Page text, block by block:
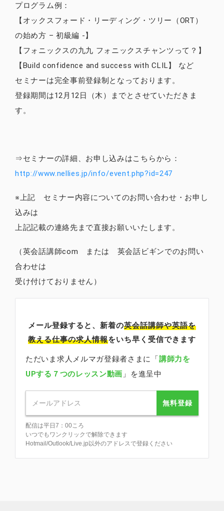
プログラム例：
【オックスフォード・リーディング・ツリー（ORT）
の始め方 – 初級編 -】
【フォニックスの九九 フォニックスチャンツって？】
【Build confidence and success with CLIL】 など
セミナーは完全事前登録制となっております。
登録期間は12月12日（木）までとさせていただきま
す。
⇒セミナーの詳細、お申し込みはこちらから：
http://www.nellies.jp/info/event.php?id=247
※上記 セミナー内容についてのお問い合わせ・お申し
込みは
上記記載の連絡先まで直接お願いいたします。
（英会話講師com または 英会話ビギンでのお問い
合わせは
受け付けておりません）
メール登録すると、新着の英会話講師や英語を
教える仕事の求人情報をいち早く受信できます
ただいま求人メルマガ登録者さまに「講師力を
UPする７つのレッスン動画 」を進呈中
無料登録
配信は平日7：00ころ
いつでもワンクリックで解除できます
Hotmail/Outlook/Live.jp以外のアドレスで登録ください